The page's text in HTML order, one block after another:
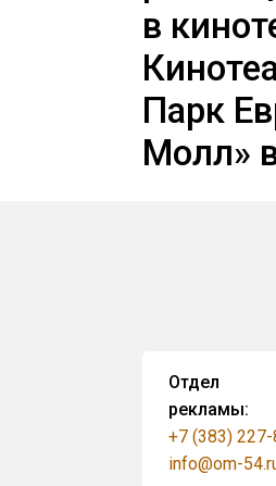
в
Парк
Молл»
Отдел
рекламы:
+7 (383)
info@om-